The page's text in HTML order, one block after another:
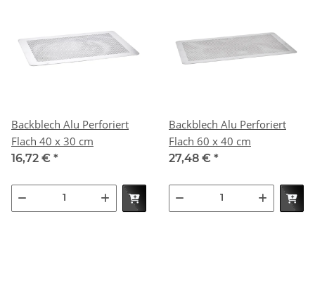
Backblech Alu Perforiert
Flach 40 x 30 cm
16,72 € *
Backblech Alu Perforiert
Flach 60 x 40 cm
27,48 € *